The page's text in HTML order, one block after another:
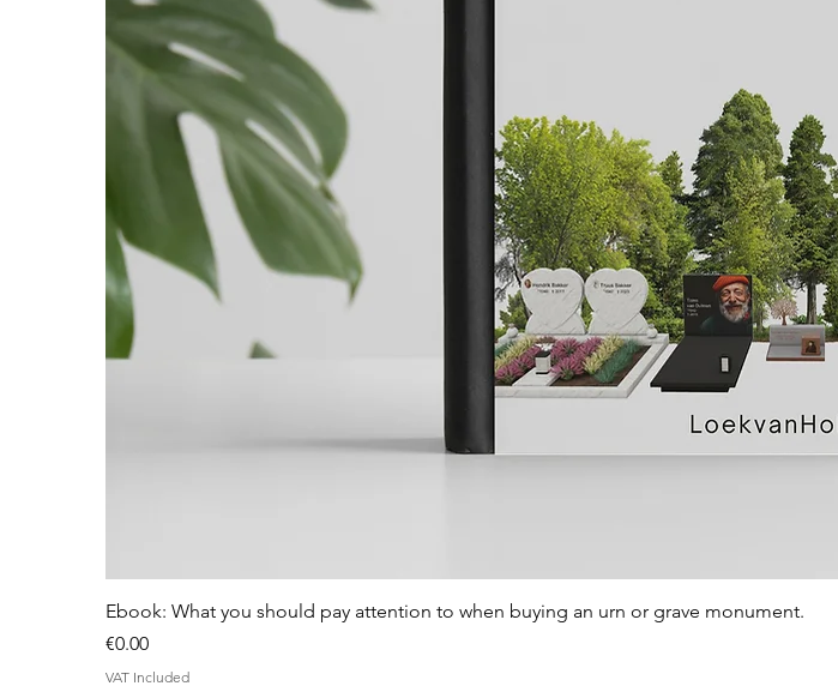
Quick View
Ebook: What you should pay attention to when buying an urn or grave monument.
Price
€0.00
VAT Included